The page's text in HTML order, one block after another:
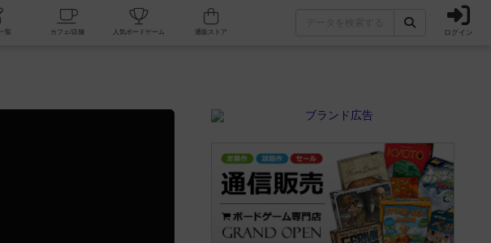
掲示板一覧 カフェ/店舗 人気ボードゲーム ログイン